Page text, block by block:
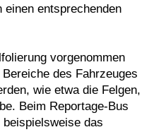
einen entsprechenden
vorgenommen
des Fahrzeuges
wie etwa die Felgen,
Beim Reportage-Bus
das